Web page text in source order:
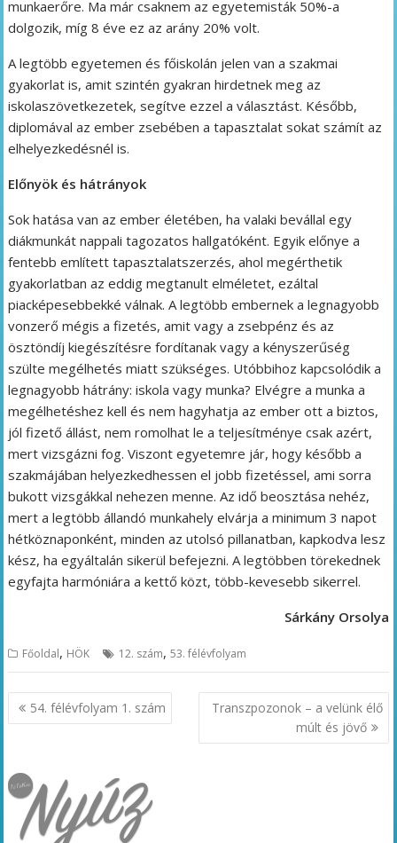
munkaerőre. Ma már csaknem az egyetemisták 50%-a
dolgozik, míg 8 éve ez az arány 20% volt.
A legtöbb egyetemen és főiskolán jelen van a szakmai
gyakorlat is, amit szintén gyakran hirdetnek meg az
iskolaszövetkezetek, segítve ezzel a választást. Később,
diplomával az ember zsebében a tapasztalat sokat számít az
elhelyezkedésnél is.
Előnyök és hátrányok
Sok hatása van az ember életében, ha valaki bevállal egy
diákmunkát nappali tagozatos hallgatóként. Egyik előnye a
fentebb említett tapasztalatszerzés, ahol megérthetik
gyakorlatban az eddig megtanult elméletet, ezáltal
piacképesebbekké válnak. A legtöbb embernek a legnagyobb
vonzerő mégis a fizetés, amit vagy a zsebpénz és az
ösztöndíj kiegészítésre fordítanak vagy a kényszerűség
szülte megélhetés miatt szükséges. Utóbbihoz kapcsolódik a
legnagyobb hátrány: iskola vagy munka? Elvégre a munka a
megélhetéshez kell és nem hagyhatja az ember ott a biztos,
jól fizető állást, nem romolhat le a teljesítménye csak azért,
mert vizsgázni fog. Viszont egyetemre jár, hogy később a
szakmájában helyezkedhessen el jobb fizetéssel, ami sorra
bukott vizsgákkal nehezen menne. Az idő beosztása nehéz,
mert a legtöbb állandó munkahely elvárja a minimum 3 napot
hétköznaponként, minden az utolsó pillanatban, kapkodva lesz
kész, ha egyáltalán sikerül befejezni. A legtöbben törekednek
egyfajta harmóniára a kettő közt, több-kevesebb sikerrel.
Sárkány Orsolya
Főoldal, HÖK 12. szám,53. félévfolyam
Bejegyzés
navigáció
54. félévfolyam 1. szám
Transzpozonok – a velünk élő
múlt és jövő